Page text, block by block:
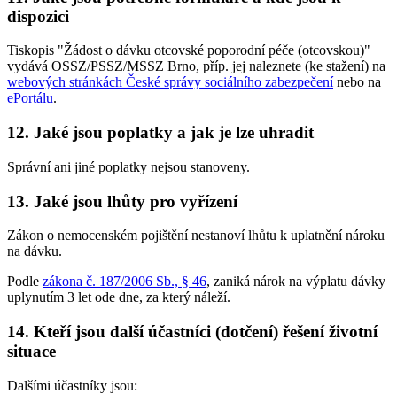
dispozici
Tiskopis "Žádost o dávku otcovské poporodní péče (otcovskou)"
vydává OSSZ/PSSZ/MSSZ Brno, příp. jej naleznete (ke stažení) na
webových stránkách České správy sociálního zabezpečenínebo na
ePortálu.
12. Jaké jsou poplatky a jak je lze uhradit
Správní ani jiné poplatky nejsou stanoveny.
13. Jaké jsou lhůty pro vyřízení
Zákon o nemocenském pojištění nestanoví lhůtu k uplatnění nároku
na dávku.
Podle zákona č. 187/2006 Sb., § 46, zaniká nárok na výplatu dávky
uplynutím 3 let ode dne, za který náleží.
14. Kteří jsou další účastníci (dotčení) řešení životní
situace
Dalšími účastníky jsou: